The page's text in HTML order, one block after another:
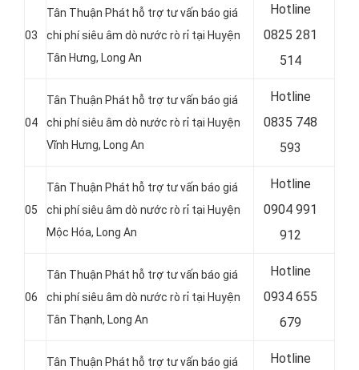
03
Tân Thuận Phát hỗ trợ tư vấn báo giá
chi phí siêu âm dò nước rò rỉ tại Huyện
Tân Hưng, Long An
Hotline
0825 281
514
04
Tân Thuận Phát hỗ trợ tư vấn báo giá
chi phí siêu âm dò nước rò rỉ tại Huyện
Vĩnh Hưng, Long An
Hotline
0835 748
593
05
Tân Thuận Phát hỗ trợ tư vấn báo giá
chi phí siêu âm dò nước rò rỉ tại Huyện
Mộc Hóa, Long An
Hotline
0904 991
912
06
Tân Thuận Phát hỗ trợ tư vấn báo giá
chi phí siêu âm dò nước rò rỉ tại Huyện
Tân Thạnh, Long An
Hotline
0934 655
679
Tân Thuận Phát hỗ trợ tư vấn báo giá
Hotline